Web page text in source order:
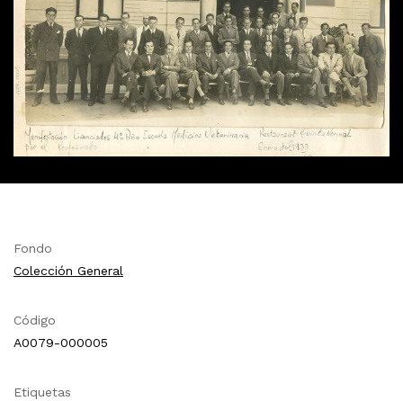
Fondo
Colección General
Código
A0079-000005
Etiquetas